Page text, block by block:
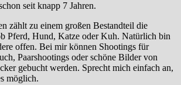
seit knapp 7 Jahren.
zählt zu einem großen Bestandteil die
Pferd, Hund, Katze oder Kuh. Natürlich bin
offen. Bei mir können Shootings für
Paarshootings oder schöne Bilder von
gebucht werden. Sprecht mich einfach an,
möglich.